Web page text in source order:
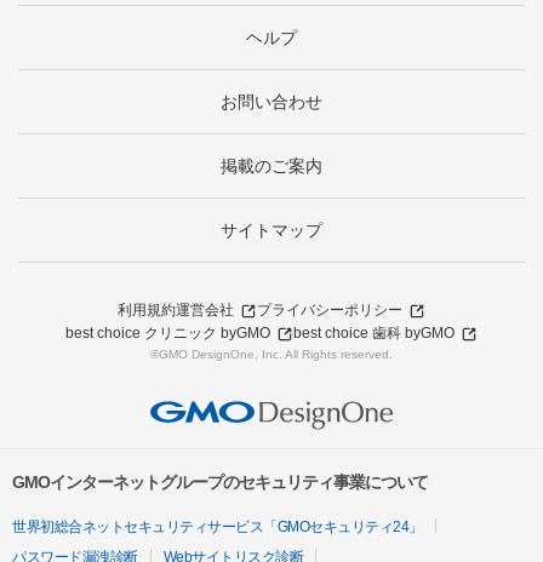
ヘルプ
お問い合わせ
掲載のご案内
サイトマップ
利用規約運営会社
プライバシーポリシー
best choice クリニック byGMO
best choice 歯科 byGMO
©GMO DesignOne, Inc. All Rights reserved.
GMOインターネットグループのセキュリティ事業について
世界初総合ネットセキュリティサービス「GMOセキュリティ24」
パスワード漏洩診断
Webサイトリスク診断